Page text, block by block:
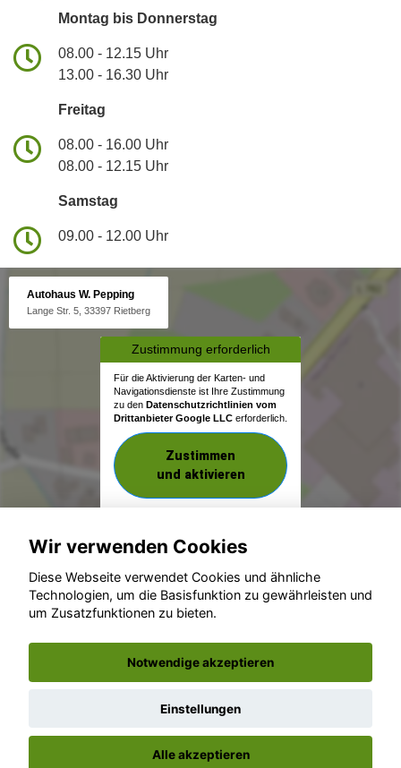
Montag bis Donnerstag
08.00 - 12.15 Uhr
13.00 - 16.30 Uhr
Freitag
08.00 - 16.00 Uhr
08.00 - 12.15 Uhr
Samstag
09.00 - 12.00 Uhr
Autohaus W. Pepping
Lange Str. 5, 33397 Rietberg
Zustimmung erforderlich
Für die Aktivierung der Karten- und
Navigationsdienste ist Ihre Zustimmung
zu den Datenschutzrichtlinien vom
Drittanbieter Google LLC erforderlich.
Zustimmen
und aktivieren
© konjunkturmotor.de GmbH 2020 - 2026
Wir verwenden Cookies
Diese Webseite verwendet Cookies und ähnliche
Technologien, um die Basisfunktion zu gewährleisten und
um Zusatzfunktionen zu bieten.
Notwendige akzeptieren
Einstellungen
Alle akzeptieren